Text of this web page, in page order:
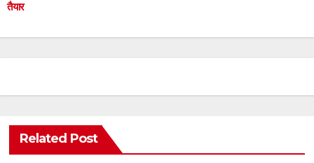
तैयार
Related Post